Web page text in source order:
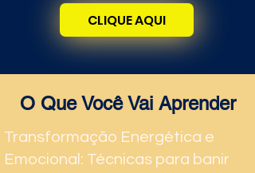
CLIQUE AQUI
O Que Você Vai Aprender
Transformação Energética e
Emocional: Técnicas para banir